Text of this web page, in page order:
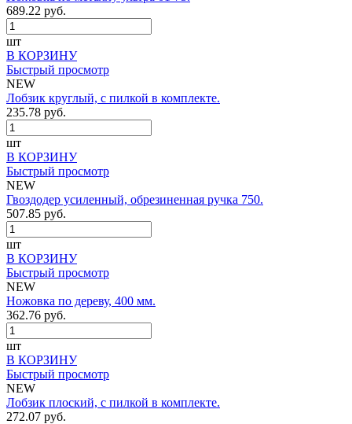
689.22 руб.
шт
В КОРЗИНУ
Быстрый просмотр
NEW
Лобзик круглый, с пилкой в комплекте.
235.78 руб.
шт
В КОРЗИНУ
Быстрый просмотр
NEW
Гвоздодер усиленный, обрезиненная ручка 750.
507.85 руб.
шт
В КОРЗИНУ
Быстрый просмотр
NEW
Ножовка по дереву, 400 мм.
362.76 руб.
шт
В КОРЗИНУ
Быстрый просмотр
NEW
Лобзик плоский, с пилкой в комплекте.
272.07 руб.